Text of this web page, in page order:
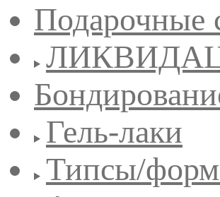
Подарочные
Гель-лаки
Типсы/